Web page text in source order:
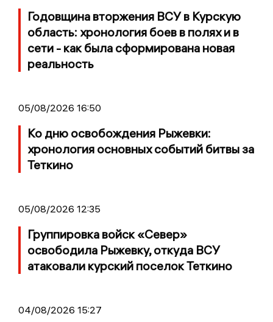
Годовщина вторжения ВСУ в Курскую
область: хронология боев в полях и в
сети - как была сформирована новая
реальность
05/08/2026 16:50
Ко дню освобождения Рыжевки:
хронология основных событий битвы за
Теткино
05/08/2026 12:35
Группировка войск «Север»
освободила Рыжевку, откуда ВСУ
атаковали курский поселок Теткино
04/08/2026 15:27